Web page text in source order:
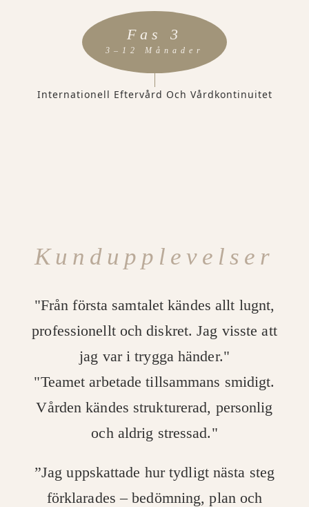
Fas 3
3–12 Månader
Internationell Eftervård Och Vårdkontinuitet
Kundupplevelser
"Från första samtalet kändes allt lugnt,
professionellt och diskret. Jag visste att
jag var i trygga händer."
"Teamet arbetade tillsammans smidigt.
Vården kändes strukturerad, personlig
och aldrig stressad."
”Jag uppskattade hur tydligt nästa steg
förklarades – bedömning, plan och